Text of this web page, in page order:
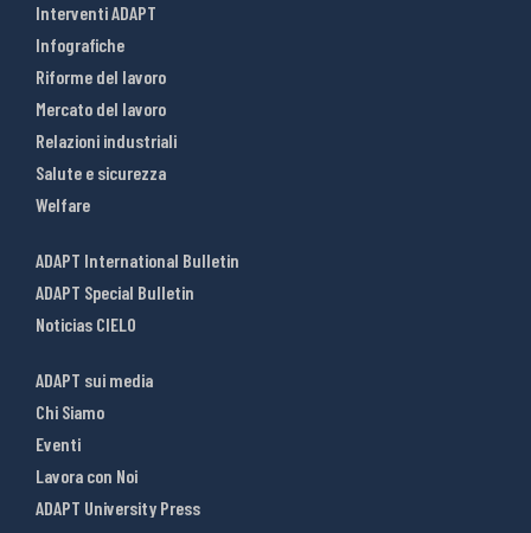
Interventi ADAPT
Infografiche
Riforme del lavoro
Mercato del lavoro
Relazioni industriali
Salute e sicurezza
Welfare
ADAPT International Bulletin
ADAPT Special Bulletin
Noticias CIELO
ADAPT sui media
Chi Siamo
Eventi
Lavora con Noi
ADAPT University Press